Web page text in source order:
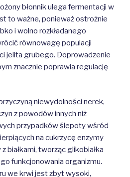
błonnik ulega fermentacji w
to ważne, ponieważ ostrożnie
i wolno rozkładanego
równowagę populacji
jelita grubego. Doprowadzenie
znacznie poprawia regulację
niewydolności nerek,
z powodów innych niż
przypadków ślepoty wśród
na cukrzycę enzymy
białkami, tworząc glikobiałka
funkcjonowania organizmu.
we krwi jest zbyt wysoki,